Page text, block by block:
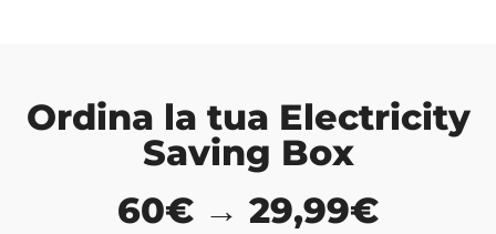
Ordina la tua Electricity
Saving Box
60€ → 29,99€